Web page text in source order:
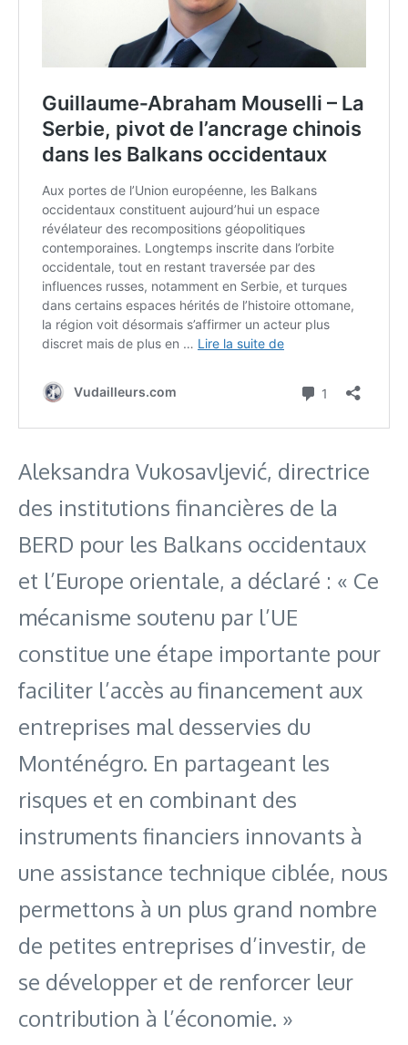
Aleksandra Vukosavljević, directrice
des institutions financières de la
BERD pour les Balkans occidentaux
et l’Europe orientale, a déclaré : « Ce
mécanisme soutenu par l’UE
constitue une étape importante pour
faciliter l’accès au financement aux
entreprises mal desservies du
Monténégro. En partageant les
risques et en combinant des
instruments financiers innovants à
une assistance technique ciblée, nous
permettons à un plus grand nombre
de petites entreprises d’investir, de
se développer et de renforcer leur
contribution à l’économie. »